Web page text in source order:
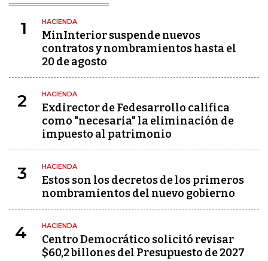
1 HACIENDA
MinInterior suspende nuevos
contratos y nombramientos hasta el
20 de agosto
2 HACIENDA
Exdirector de Fedesarrollo califica
como "necesaria" la eliminación de
impuesto al patrimonio
3 HACIENDA
Estos son los decretos de los primeros
nombramientos del nuevo gobierno
4 HACIENDA
Centro Democrático solicitó revisar
$60,2 billones del Presupuesto de 2027